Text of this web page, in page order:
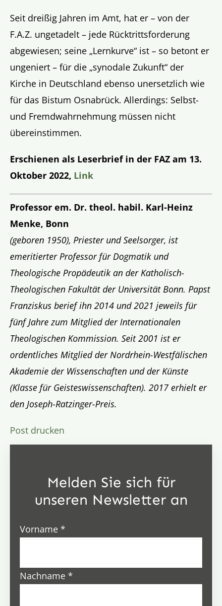
Seit dreißig Jahren im Amt, hat er – von der
F.A.Z. ungetadelt – jede Rücktrittsforderung
abgewiesen; seine „Lernkurve“ ist – so betont er
ungeniert – für die „synodale Zukunft“ der
Kirche in Deutschland ebenso unersetzlich wie
für das Bistum Osnabrück. Allerdings: Selbst-
und Fremdwahrnehmung müssen nicht
übereinstimmen.
Erschienen als Leserbrief in der FAZ am 13.
Oktober 2022, Link
Professor em. Dr. theol. habil. Karl-Heinz
Menke, Bonn
(geboren 1950), Priester und Seelsorger, ist
emeritierter Professor für Dogmatik und
Theologische Propädeutik an der Katholisch-
Theologischen Fakultät der Universität Bonn. Papst
Franziskus berief ihn 2014 und 2021 jeweils für
fünf Jahre zum Mitglied der Internationalen
Theologischen Kommission. Seit 2001 ist er
ordentliches Mitglied der Nordrhein-Westfälischen
Akademie der Wissenschaften und der Künste
(Klasse für Geisteswissenschaften). 2017 erhielt er
den Joseph-Ratzinger-Preis.
Post drucken
Melden Sie sich für
unseren Newsletter an
Vorname*
Nachname*